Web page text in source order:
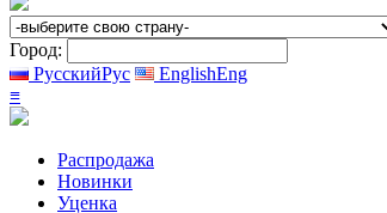
Город:
РусскийРус EnglishEng
≡
Распродажа
Новинки
Уценка